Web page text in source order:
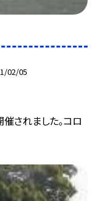
02/05
されました。コロ